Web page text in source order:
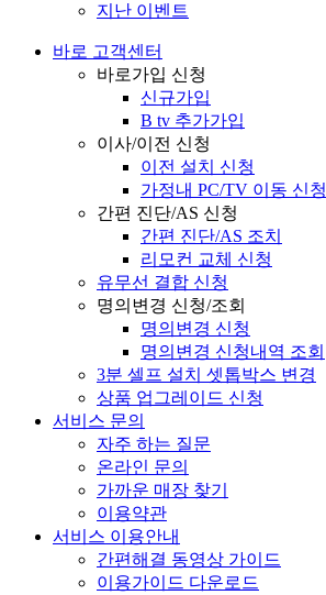
지난 이벤트
바로 고객센터
바로가입 신청
신규가입
B tv 추가가입
이사/이전 신청
이전 설치 신청
가정내 PC/TV 이동 신청
간편 진단/AS 신청
간편 진단/AS 조치
리모컨 교체 신청
유무선 결합 신청
명의변경 신청/조회
명의변경 신청
명의변경 신청내역 조회
3분 셀프 설치 셋톱박스 변경
상품 업그레이드 신청
서비스 문의
자주 하는 질문
온라인 문의
가까운 매장 찾기
이용약관
서비스 이용안내
간편해결 동영상 가이드
이용가이드 다운로드